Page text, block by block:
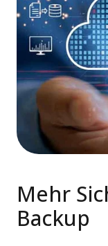
Mehr
Backup